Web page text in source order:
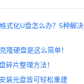
式化U盘怎么办？5种解决
隆硬盘是这么简单！
碎片整理方法！
装光盘皆可轻松重建